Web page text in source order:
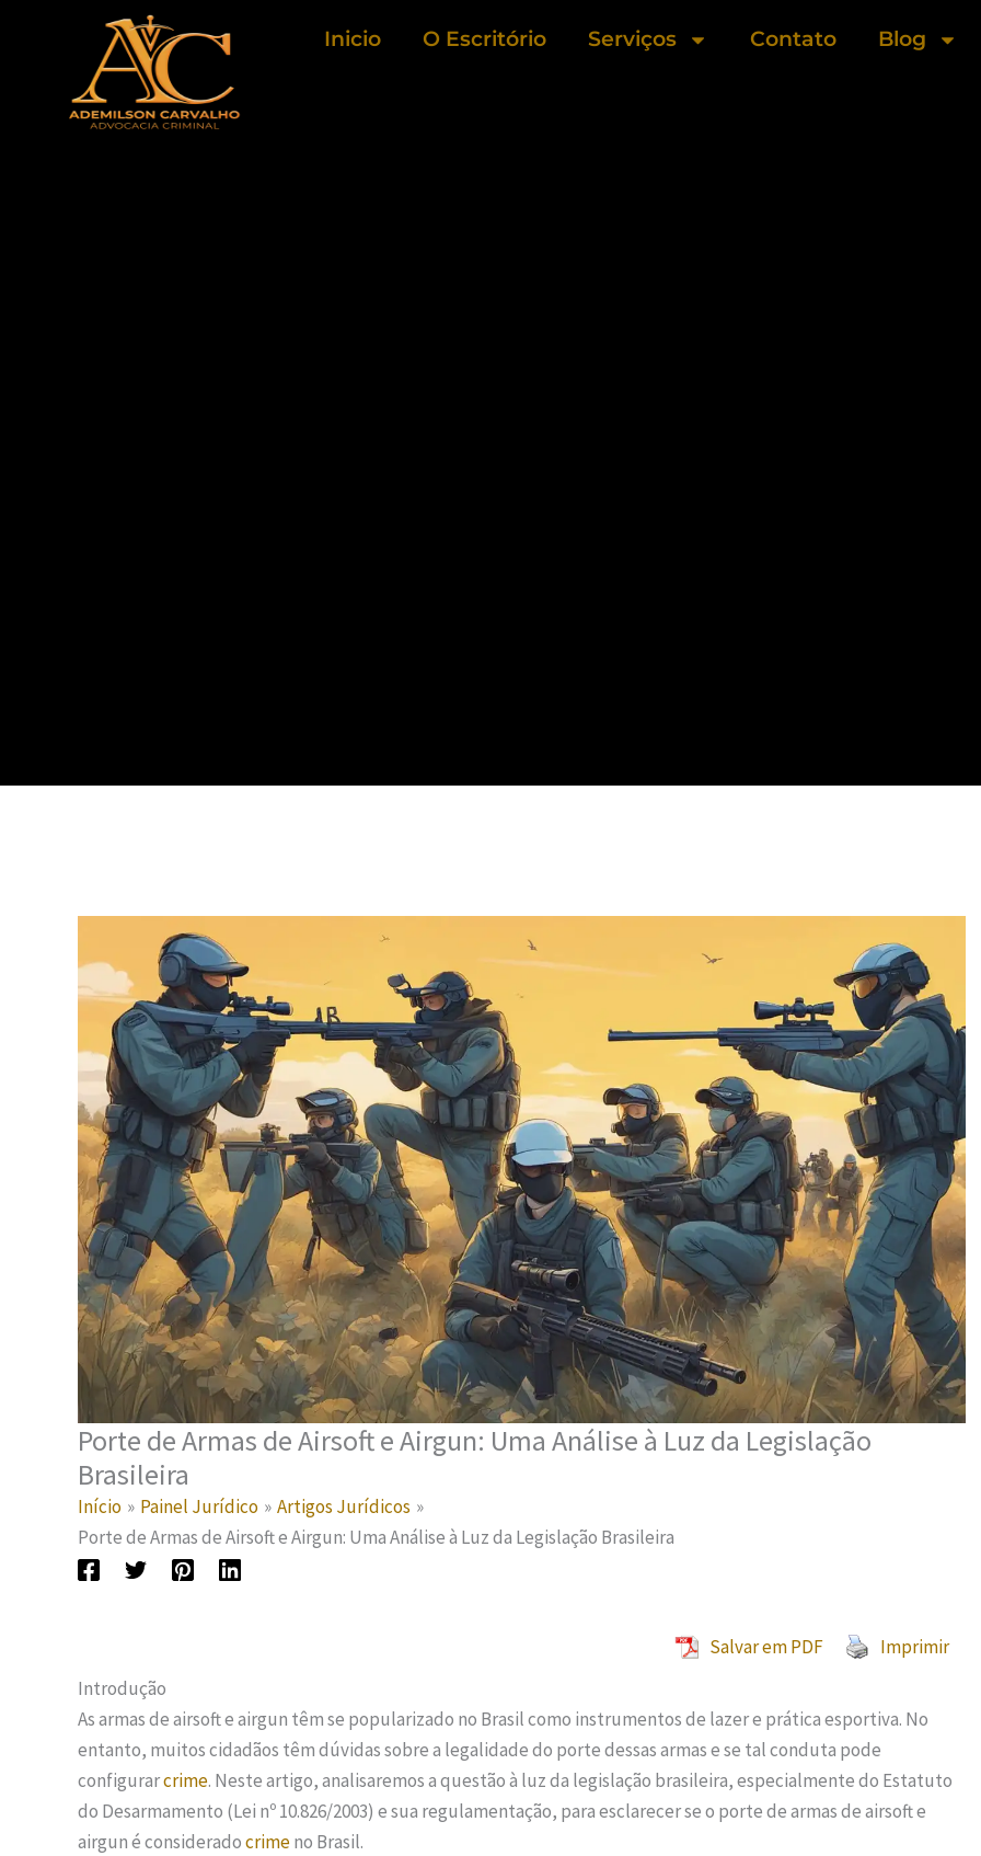
conteúdo
Inicio O Escritório Serviços Contato Blog
Porte de Armas de Airsoft e Airgun: Uma Análise à Luz da Legislação
Brasileira
Início Painel Jurídico
Artigos Jurídicos
Porte de Armas de Airsoft e Airgun: Uma Análise à Luz da Legislação Brasileira
Salvar em PDF
Imprimir
Introdução
As armas de airsoft e airgun têm se popularizado no Brasil como instrumentos de lazer e prática esportiva. No
entanto, muitos cidadãos têm dúvidas sobre a legalidade do porte dessas armas e se tal conduta pode
configurarcrime. Neste artigo, analisaremos a questão à luz da legislação brasileira, especialmente do Estatuto
do Desarmamento (Lei nº 10.826/2003) e sua regulamentação, para esclarecer se o porte de armas de airsoft e
airgun é consideradocrimeno Brasil.